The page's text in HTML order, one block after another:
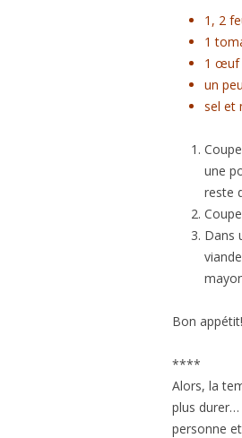
1, 2
1
1 œuf
un
sel et
une
reste
Dans
Bon appétit!
****
Alors, la
plus durer…
personne